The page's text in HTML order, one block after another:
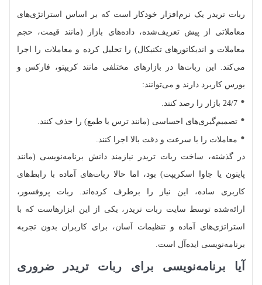
ربات تریدر یک نرم‌افزار خودکار است که بر اساس استراتژی‌های
معاملاتی از پیش تعریف‌شده، داده‌های بازار (مانند قیمت، حجم
معاملات و اندیکاتورهای تکنیکال) را تحلیل کرده و معاملات را اجرا
می‌کند. این ربات‌ها در بازارهای مختلفی مانند کریپتو، فارکس و
بورس کاربرد دارند و می‌توانند:
24/7 بازار را رصد کنند.
تصمیم‌گیری‌های احساسی (مانند ترس یا طمع) را حذف کنند.
معاملات را با سرعت و دقت بالا اجرا کنند.
در گذشته، ساخت ربات تریدر نیازمند دانش برنامه‌نویسی (مانند
پایتون یا جاوا اسکریپت) بود، اما حالا ربات‌های آماده با رابط‌های
کاربری ساده، این نیاز را برطرف کرده‌اند. ربات پروفسور،
ارائه‌شده توسط سایت ربات تریدر، یکی از این ابزارهاست که با
استراتژی‌های آماده و تنظیمات آسان، برای کاربران بدون تجربه
برنامه‌نویسی ایده‌آل است.
آیا برنامه‌نویسی برای ربات تریدر ضروری